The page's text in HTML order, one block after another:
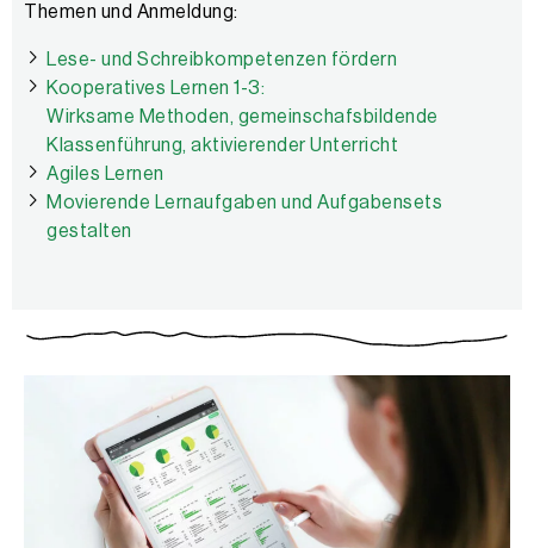
Themen und Anmeldung:
Lese- und Schreibkompetenzen fördern
Kooperatives Lernen 1-3:
Wirksame Methoden, gemeinschafsbildende
Klassenführung, aktivierender Unterricht
Agiles Lernen
Movierende Lernaufgaben und Aufgabensets
gestalten